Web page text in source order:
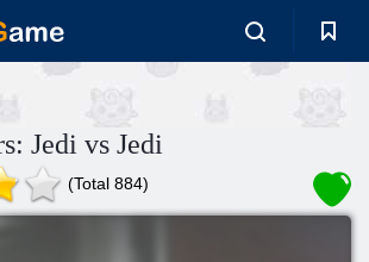
Jedi vs Jedi
(Total 884)